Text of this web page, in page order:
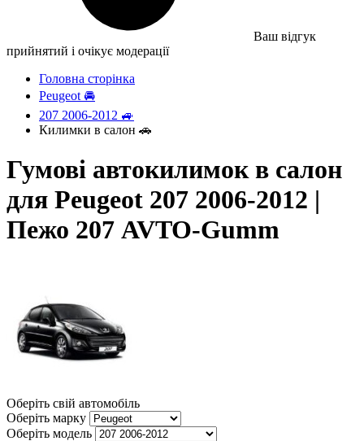
Ваш відгук
прийнятий і очікує модерації
Головна сторінка
Peugeot 🚘
207 2006-2012 🚙
Килимки в салон 🚗
Гумові автокилимок в салон
для Peugeot 207 2006-2012 |
Пежо 207 AVTO-Gumm
Оберіть свій автомобіль
Оберіть марку
Оберіть модель